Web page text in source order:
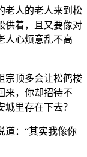
老人的老人来到松
供着，且又要像对
人心烦意乱不高
宗顶多会让松鹤楼
来，你却招待不
里存在下去？
道：“其实我像你